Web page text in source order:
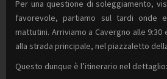
Per una questione di soleggiamento,
favorevole, partiamo sul tardi onde
mattutini. Arriviamo a Cavergno alle 9:30
alla strada principale, nel piazzaletto
Questo dunque è l’itinerario nel dettaglio: